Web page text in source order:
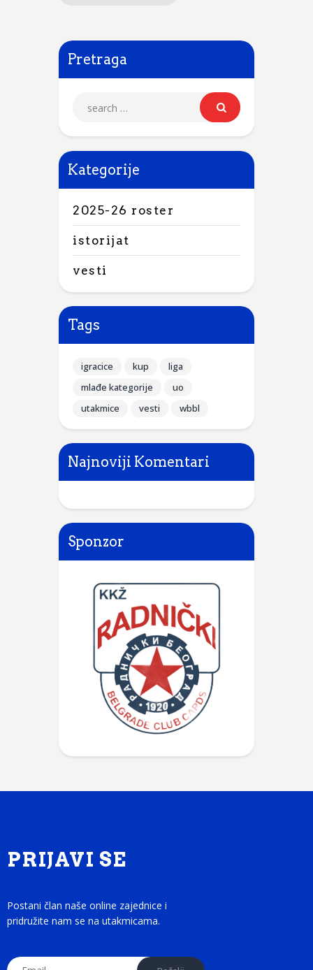
Pretraga
Kategorije
2025-26 roster
istorijat
vesti
Tags
igracice kup
liga
mlađe kategorije
uo
utakmice
vesti wbbl
Najnoviji Komentari
Sponzor
PRIJAVI SE
Postani član naše online zajednice i
pridružite nam se na utakmicama.